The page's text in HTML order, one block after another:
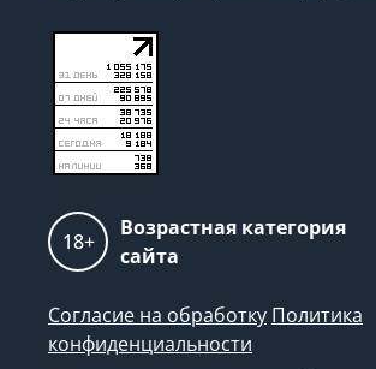
18+
Возрастная категория
сайта
Согласие на обработку Политика
конфиденциальности